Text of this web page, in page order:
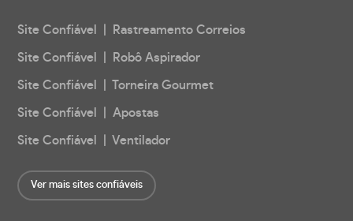
Site Confiável | Rastreamento Correios
Site Confiável | Robô Aspirador
Site Confiável | Torneira Gourmet
Site Confiável | Apostas
Site Confiável | Ventilador
Ver mais sites confiáveis